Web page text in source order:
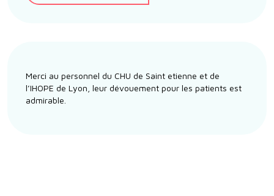
Merci au personnel du CHU de Saint etienne et de
l’IHOPE de Lyon, leur dévouement pour les patients est
admirable.